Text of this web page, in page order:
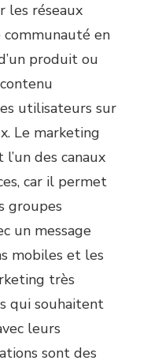
les réseaux
communauté en
produit ou
utilisateurs sur
Le marketing
des canaux
car il permet
groupes
un message
mobiles et les
très
qui souhaitent
leurs
sont des